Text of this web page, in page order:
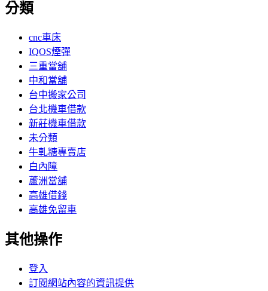
分類
cnc車床
IQOS煙彈
三重當舖
中和當舖
台中搬家公司
台北機車借款
新莊機車借款
未分類
牛軋糖專賣店
白內障
蘆洲當舖
高雄借錢
高雄免留車
其他操作
登入
訂閱網站內容的資訊提供